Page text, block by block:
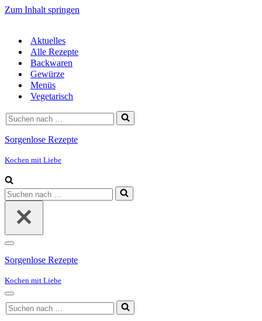
Zum Inhalt springen
Aktuelles
Alle Rezepte
Backwaren
Gewürze
Menüs
Vegetarisch
Suchen
nach …
Sorgenlose Rezepte
Kochen mit Liebe
Suchen
nach …
Navigationsmenü
Sorgenlose Rezepte
Kochen mit Liebe
Navigationsmenü
Suchen
nach …